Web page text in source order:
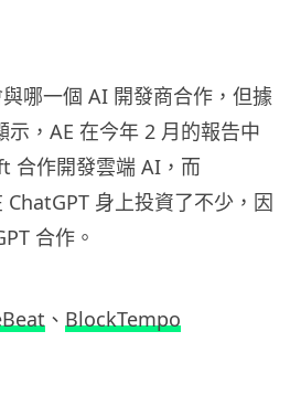
哪一個 AI 開發商合作，但據
，AE 在今年 2 月的報告中
合作開發雲端 AI，而
身上投資了不少，因
合作。
、 BlockTempo